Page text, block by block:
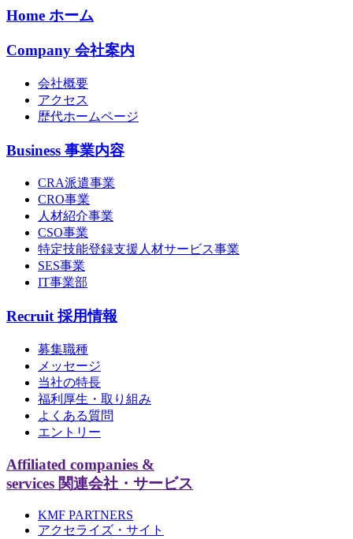
Home ホーム
Company 会社案内
会社概要
アクセス
歴代ホームページ
Business 事業内容
CRA派遣事業
CRO事業
人材紹介事業
CSO事業
特定技能登録支援人材サービス事業
SES事業
IT事業部
Recruit 採用情報
募集職種
メッセージ
当社の特長
福利厚生・取り組み
よくある質問
エントリー
Affiliated companies &
services 関連会社・サービス
KMF PARTNERS
アクセライズ・サイト